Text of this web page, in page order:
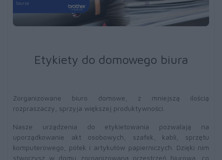
Etykiety do domowego biura
Zorganizowane biuro domowe, z mniejszą ilością
rozpraszaczy, sprzyja większej produktywności.
Nasze urządzenia do etykietowania pozwalają na
uporządkowanie akt osobowych, szafek, kabli, sprzętu
komputerowego, półek i artykułów papierniczych. Dzięki nim
stworzysz w domu zorganizowaną przestrzeń biurową, co